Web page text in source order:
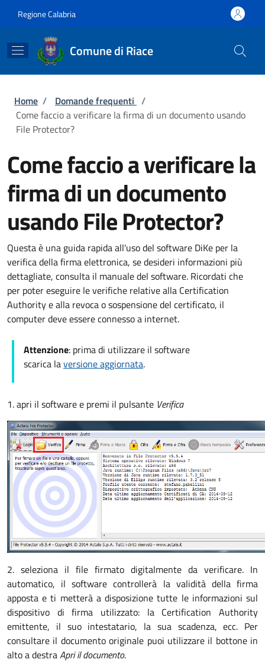
Regione Calabria
Comune di Riace
Briciole di pane
Home / Domande frequenti /
Come faccio a verificare la firma di un documento usando
File Protector?
Come faccio a verificare la
firma di un documento
usando File Protector?
Questa è una guida rapida all'uso del software DiKe per la
verifica della firma elettronica, se desideri informazioni più
dettagliate, consulta il manuale del software. Ricordati che
per poter eseguire le verifiche relative alla Certification
Authority e alla revoca o sospensione del certificato, il
computer deve essere connesso a internet.
Attenzione: prima di utilizzare il software
scarica laversione aggiornata.
1. apri il software e premi il pulsante Verifica
2. seleziona il file firmato digitalmente da verificare. In
automatico, il software controllerà la validità della firma
apposta e ti metterà a disposizione tutte le informazioni sul
dispositivo di firma utilizzato: la Certification Authority
emittente, il suo intestatario, la sua scadenza, ecc. Per
consultare il documento originale puoi utilizzare il bottone in
alto a destraApri il documento.